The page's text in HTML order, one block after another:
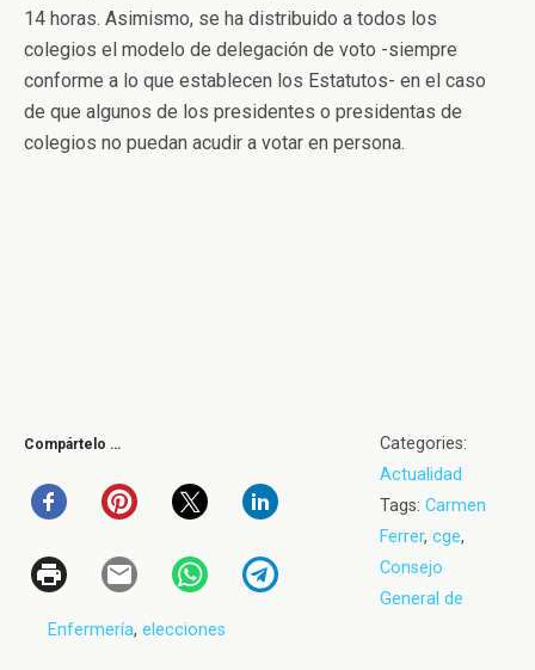
14 horas. Asimismo, se ha distribuido a todos los
colegios el modelo de delegación de voto -siempre
conforme a lo que establecen los Estatutos- en el caso
de que algunos de los presidentes o presidentas de
colegios no puedan acudir a votar en persona.
Compártelo …
Categories:
Actualidad
Tags: Carmen
Ferrer, cge,
Consejo
General de
Enfermería, elecciones